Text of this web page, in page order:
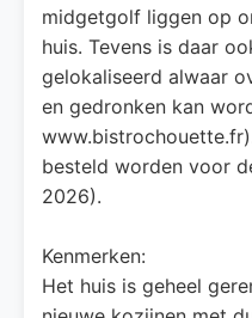
midgetgolf liggen op
huis. Tevens is daar
gelokaliseerd alwaar
en gedronken kan
besteld worden voor
2026).
Kenmerken:
Het huis is geheel